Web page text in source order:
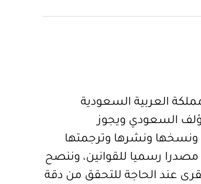
العربية السعودية
السعودي ويجوز
ونشرها وترجمتها
رسميا للقوانين، وننصح
عند الحاجة للتحقق من دقة